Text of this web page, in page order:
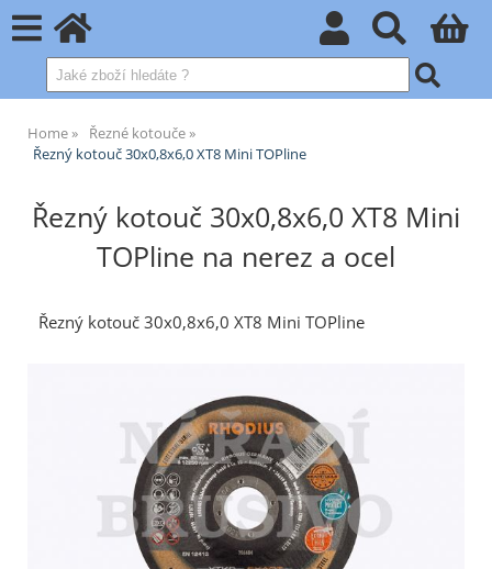
Home
Řezné kotouče
Řezný kotouč 30x0,8x6,0 XT8 Mini TOPline
Řezný kotouč 30x0,8x6,0 XT8 Mini
TOPline na nerez a ocel
Řezný kotouč 30x0,8x6,0 XT8 Mini TOPline